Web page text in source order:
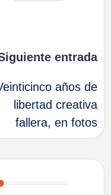
entrada
años de
libertad creativa
fallera, en fotos